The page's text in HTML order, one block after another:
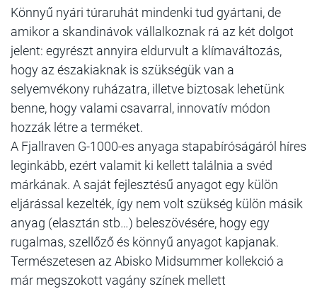
Könnyű nyári túraruhát mindenki tud gyártani, de
amikor a skandinávok vállalkoznak rá az két dolgot
jelent: egyrészt annyira eldurvult a klímaváltozás,
hogy az északiaknak is szükségük van a
selyemvékony ruházatra, illetve biztosak lehetünk
benne, hogy valami csavarral, innovatív módon
hozzák létre a terméket.
A Fjallraven G-1000-es anyaga stapabíróságáról híres
leginkább, ezért valamit ki kellett találnia a svéd
márkának. A saját fejlesztésű anyagot egy külön
eljárással kezelték, így nem volt szükség külön másik
anyag (elasztán stb…) beleszövésére, hogy egy
rugalmas, szellőző és könnyű anyagot kapjanak.
Természetesen az Abisko Midsummer kollekció a
már megszokott vagány színek mellett